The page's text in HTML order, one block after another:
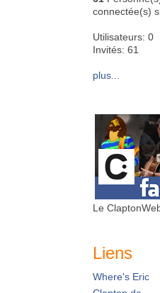
connectée(s)
Utilisateurs: 0
Invités: 61
plus...
Le
Liens
Where's Eric